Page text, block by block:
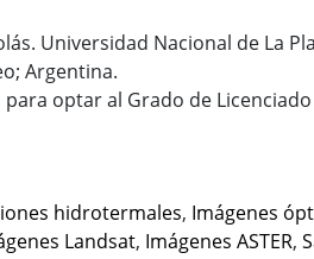
Universidad Nacional de La
Argentina.
optar al Grado de
hidrotermales, Imágenes
Landsat, Imágenes ASTER,